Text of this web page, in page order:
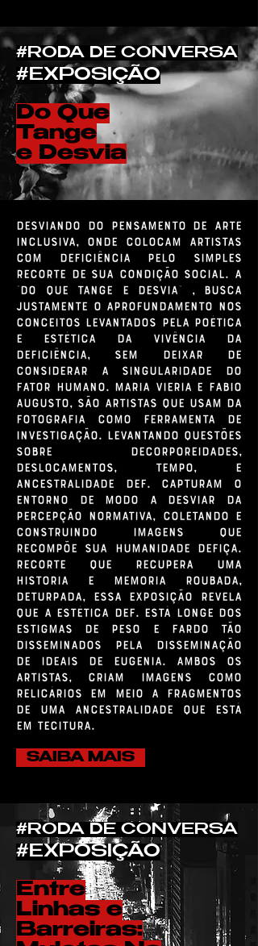
#RODA DE CONVERSA
#EXPOSIÇÃO
Do Que
Tange
e Desvia
Desviando do pensamento de arte
inclusiva, onde colocam artistas
com deficiência pelo simples
recorte de sua condição social. A
"Do Que Tange e Desvia" , busca
justamente o aprofundamento nos
conceitos levantados pela poética
e estética da vivência da
deficiência, sem deixar de
considerar a singularidade do
fator humano. Maria Vieria e Fabio
Augusto, são artistas que usam da
fotografia como ferramenta de
investigação. Levantando questões
sobre decorporeidades,
deslocamentos, tempo, e
ancestralidade def. Capturam o
entorno de modo a desviar da
percepção normativa, coletando e
construindo imagens que
recompõe sua humanidade defiça.
Recorte que recupera uma
historia e memoria roubada,
deturpada, essa exposição revela
que a estética def. está longe dos
estigmas de peso e fardo tão
disseminados pela disseminação
de ideais de eugenia. Ambos os
artistas, criam imagens como
relicários em meio a fragmentos
de uma ancestralidade que está
em tecitura.
SAIBA MAIS
#RODA DE CONVERSA
#EXPOSIÇÃO
Entre
Linhas e
Barreiras: